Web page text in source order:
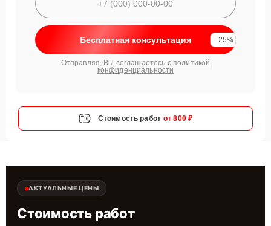
Бесплатная консультация -25%
Отправляя, Вы соглашаетесь с политикой
конфиденциальности
Стоимость работ от 800 ₽
АКТУАЛЬНЫЕ ЦЕНЫ
Стоимость работ